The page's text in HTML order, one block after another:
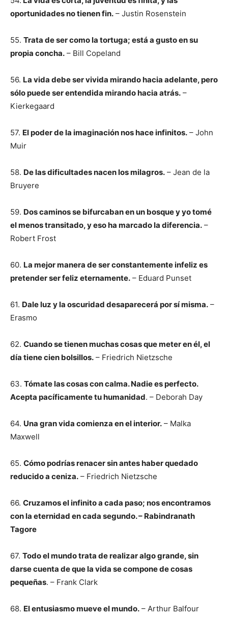
oportunidades no tienen fin. – Justin Rosenstein
55. Trata de ser como la tortuga; está a gusto en su
propia concha. – Bill Copeland
56. La vida debe ser vivida mirando hacia adelante, pero
sólo puede ser entendida mirando hacia atrás. –
Kierkegaard
57. El poder de la imaginación nos hace infinitos. – John
Muir
58. De las dificultades nacen los milagros. – Jean de la
Bruyere
59. Dos caminos se bifurcaban en un bosque y yo tomé
el menos transitado, y eso ha marcado la diferencia. –
Robert Frost
60. La mejor manera de ser constantemente infeliz es
pretender ser feliz eternamente. – Eduard Punset
61. Dale luz y la oscuridad desaparecerá por sí misma. –
Erasmo
62. Cuando se tienen muchas cosas que meter en él, el
día tiene cien bolsillos. – Friedrich Nietzsche
63. Tómate las cosas con calma. Nadie es perfecto.
Acepta pacíficamente tu humanidad. – Deborah Day
64. Una gran vida comienza en el interior. – Malka
Maxwell
65. Cómo podrías renacer sin antes haber quedado
reducido a ceniza. – Friedrich Nietzsche
66. Cruzamos el infinito a cada paso; nos encontramos
con la eternidad en cada segundo. – Rabindranath
Tagore
67. Todo el mundo trata de realizar algo grande, sin
darse cuenta de que la vida se compone de cosas
pequeñas. – Frank Clark
68. El entusiasmo mueve el mundo. – Arthur Balfour